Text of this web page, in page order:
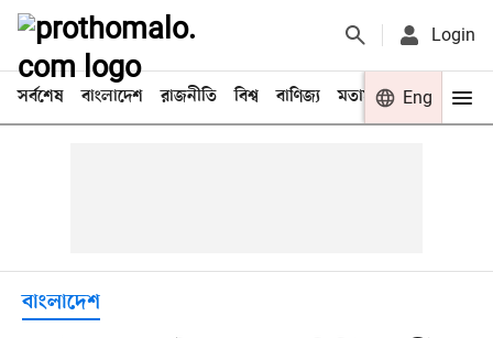
Login
সর্বশেষ বাংলাদেশ রাজনীতি বিশ্ব বাণিজ্য মতামত খেলা
Eng
বাংলাদেশ